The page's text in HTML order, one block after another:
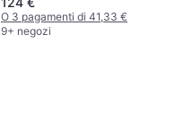
O 3 pagamenti di 41,33 €
9+ negozi